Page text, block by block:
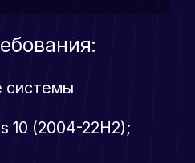
10 (2004-22H2);